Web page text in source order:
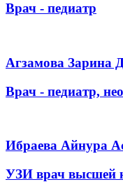
Врач - педиатр
Агзамова Зарина
Врач - педиатр,
Ибраева Айнура
УЗИ врач высшей